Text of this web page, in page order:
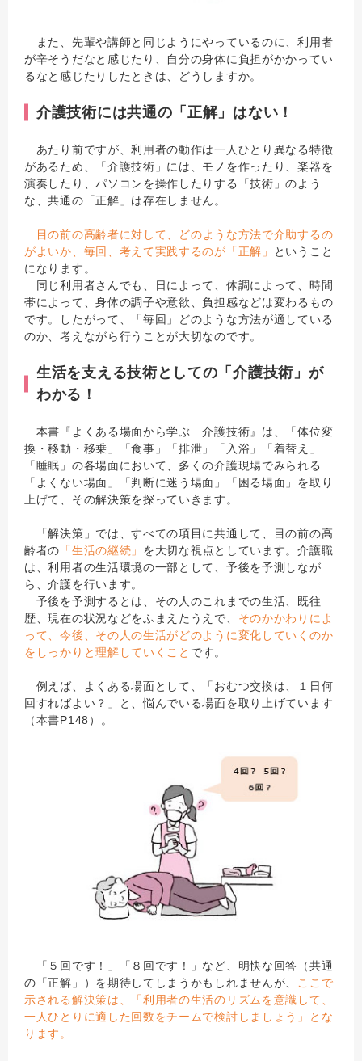
また、先輩や講師と同じようにやっているのに、利用者
が辛そうだなと感じたり、自分の身体に負担がかかってい
るなと感じたりしたときは、どうしますか。
介護技術には共通の「正解」はない！
あたり前ですが、利用者の動作は一人ひとり異なる特徴
があるため、「介護技術」には、モノを作ったり、楽器を
演奏したり、パソコンを操作したりする「技術」のよう
な、共通の「正解」は存在しません。
目の前の高齢者に対して、どのような方法で介助するの
がよいか、毎回、考えて実践するのが「正解」
ということ
になります。
同じ利用者さんでも、日によって、体調によって、時間
帯によって、身体の調子や意欲、負担感などは変わるもの
です。したがって、「毎回」どのような方法が適している
のか、考えながら行うことが大切なのです。
生活を支える技術としての「介護技術」が
わかる！
本書『よくある場面から学ぶ 介護技術』は、「体位変
換・移動・移乗」「食事」「排泄」「入浴」「着替え」
「睡眠」の各場面において、多くの介護現場でみられる
「よくない場面」「判断に迷う場面」「困る場面」を取り
上げて、その解決策を探っていきます。
「解決策」では、すべての項目に共通して、目の前の高
齢者の 「生活の継続」 を大切な視点としています。介護職
は、利用者の生活環境の一部として、予後を予測しなが
ら、介護を行います。
予後を予測するとは、その人のこれまでの生活、既往
歴、現在の状況などをふまえたうえで、 そのかかわりによ
って、今後、その人の生活がどのように変化していくのか
をしっかりと理解していくこと です。
例えば、よくある場面として、「おむつ交換は、１日何
回すればよい？」と、悩んでいる場面を取り上げています
（本書P148）。
「５回です！」「８回です！」など、明快な回答（共通
の「正解」）を期待してしまうかもしれませんが、
ここで
示される解決策は、「利用者の生活のリズムを意識して、
一人ひとりに適した回数をチームで検討しましょう」とな
ります。